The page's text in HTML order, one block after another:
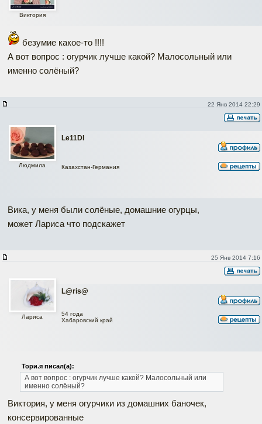
Виктория
безумие какое-то !!!!
А вот вопрос : огурчик лучше какой? Малосольный или
именно солёный?
22 Янв 2014 22:29
Le11DI
Людмила Казахстан-Германия
Вика, у меня были солёные, домашние огурцы,
может Лариса что подскажет
25 Янв 2014 7:16
L@ris@
Лариса
54 года
Хабаровский край
Тори.я писал(а):
А вот вопрос : огурчик лучше какой? Малосольный или
именно солёный?
Виктория, у меня огурчики из домашних баночек,
консервированные